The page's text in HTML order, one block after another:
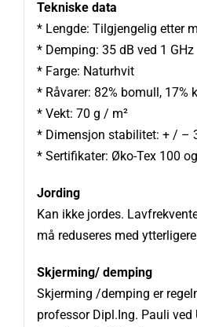
Tekniske data
* Lengde: Tilgjengelig etter
* Demping: 35 dB ved 1 GHz
* Farge: Naturhvit
* Råvarer: 82% bomull, 17%
* Vekt: 70 g / m²
* Dimensjon stabilitet: + / –
* Sertifikater: Øko-Tex 100
Jording
Kan ikke jordes.
må reduseres med
Skjerming/ demping
Skjerming /demping er
professor Dipl.Ing. Pauli ved